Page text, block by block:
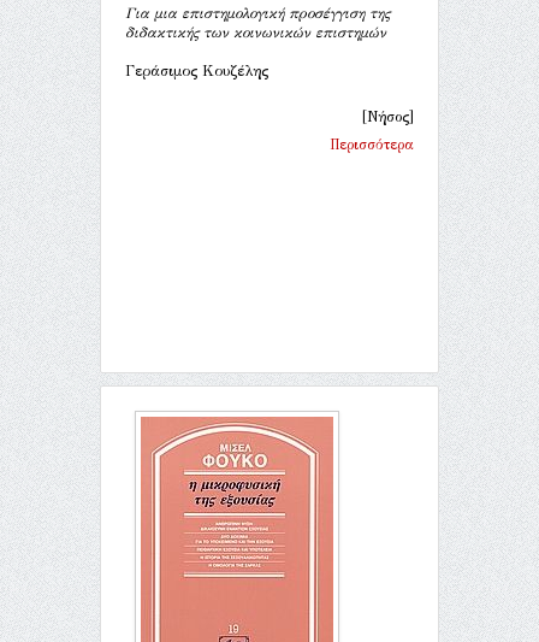
Για μια επιστημολογική προσέγγιση της
διδακτικής των κοινωνικών επιστημών
Γεράσιμος Κουζέλης
[Νήσος]
Περισσότερα